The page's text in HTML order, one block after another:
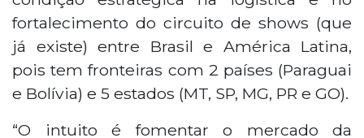
fortalecimento do circuito de shows (que
já existe) entre Brasil e América Latina,
pois tem fronteiras com 2 países (Paraguai
e Bolívia) e 5 estados (MT, SP, MG, PR e GO).
“O intuito é fomentar o mercado da